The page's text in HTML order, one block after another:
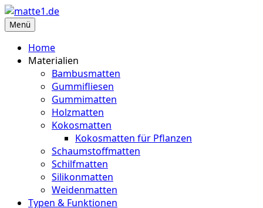
Zum
Inhalt
matte1.de
Deine Infoseite für Matten aller Art
Menü
Home
Materialien
Bambusmatten
Gummifliesen
Gummimatten
Holzmatten
Kokosmatten
Kokosmatten für Pflanzen
Schaumstoffmatten
Schilfmatten
Silikonmatten
Weidenmatten
Typen & Funktionen